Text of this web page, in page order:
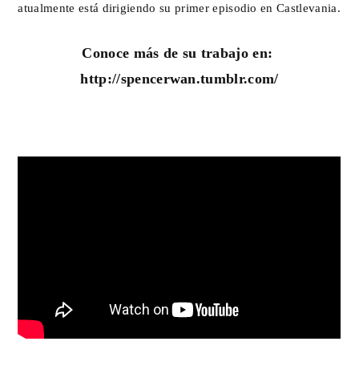
atualmente está dirigiendo su primer episodio en Castlevania.
Conoce más de su trabajo en:
http://spencerwan.tumblr.com/